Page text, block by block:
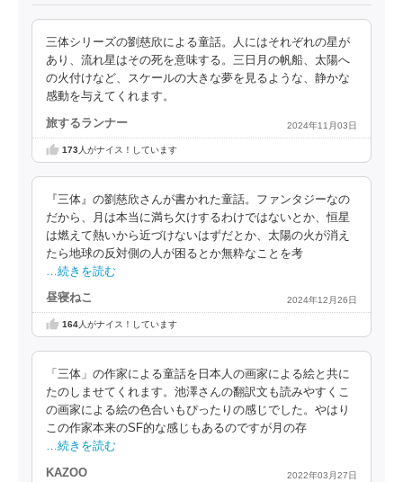
三体シリーズの劉慈欣による童話。人にはそれぞれの星が
あり、流れ星はその死を意味する。三日月の帆船、太陽へ
の火付けなど、スケールの大きな夢を見るような、静かな
感動を与えてくれます。
旅するランナー 2024年11月03日
173人がナイス！しています
『三体』の劉慈欣さんが書かれた童話。ファンタジーなの
だから、月は本当に満ち欠けするわけではないとか、恒星
は燃えて熱いから近づけないはずだとか、太陽の火が消え
たら地球の反対側の人が困るとか無粋なことを考
…続きを読む
昼寝ねこ 2024年12月26日
164人がナイス！しています
「三体」の作家による童話を日本人の画家による絵と共に
たのしませてくれます。池澤さんの翻訳文も読みやすくこ
の画家による絵の色合いもぴったりの感じでした。やはり
この作家本来のSF的な感じもあるのですが月の存
…続きを読む
KAZOO 2022年03月27日